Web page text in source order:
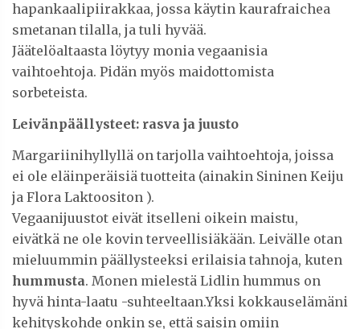
hapankaalipiirakkaa, jossa käytin kaurafraichea
smetanan tilalla, ja tuli hyvää.
Jäätelöaltaasta löytyy monia vegaanisia
vaihtoehtoja. Pidän myös maidottomista
sorbeteista.
Leivänpäällysteet: rasva ja juusto
Margariinihyllyllä on tarjolla vaihtoehtoja, joissa
ei ole eläinperäisiä tuotteita (ainakin Sininen Keiju
ja Flora Laktoositon ).
Vegaanijuustot eivät itselleni oikein maistu,
eivätkä ne ole kovin terveellisiäkään. Leivälle otan
mieluummin päällysteeksi erilaisia tahnoja, kuten
hummusta. Monen mielestä Lidlin hummus on
hyvä hinta-laatu -suhteeltaan.Yksi kokkauselämäni
kehityskohde onkin se, että saisin omiin